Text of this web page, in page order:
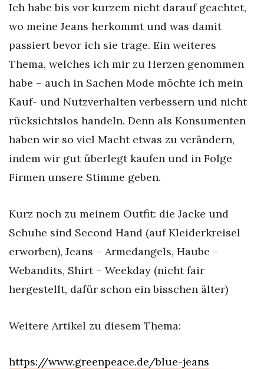
Ich habe bis vor kurzem nicht darauf geachtet,
wo meine Jeans herkommt und was damit
passiert bevor ich sie trage. Ein weiteres
Thema, welches ich mir zu Herzen genommen
habe – auch in Sachen Mode möchte ich mein
Kauf- und Nutzverhalten verbessern und nicht
rücksichtslos handeln. Denn als Konsumenten
haben wir so viel Macht etwas zu verändern,
indem wir gut überlegt kaufen und in Folge
Firmen unsere Stimme geben.
Kurz noch zu meinem Outfit: die Jacke und
Schuhe sind Second Hand (auf Kleiderkreisel
erworben), Jeans – Armedangels, Haube –
Webandits, Shirt – Weekday (nicht fair
hergestellt, dafür schon ein bisschen älter)
Weitere Artikel zu diesem Thema:
https://www.greenpeace.de/blue-jeans